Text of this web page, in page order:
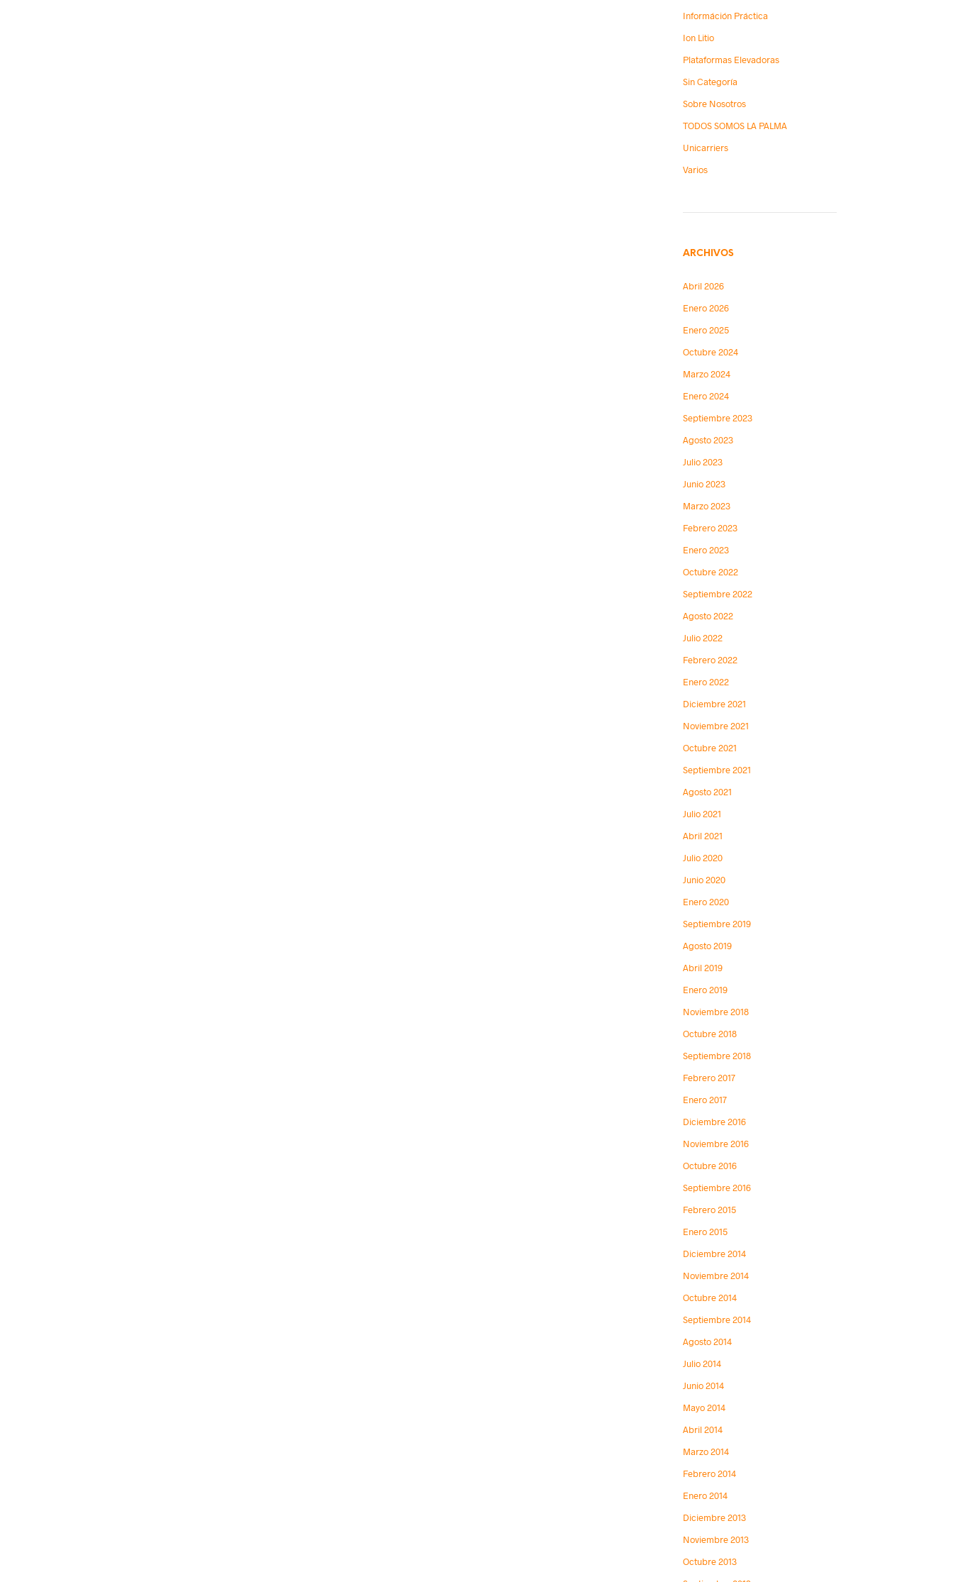
Információn Práctica
Ion Litio
Plataformas Elevadoras
Sin Categoría
Sobre Nosotros
TODOS SOMOS LA PALMA
Unicarriers
Varios
ARCHIVOS
Abril 2026
Enero 2026
Enero 2025
Octubre 2024
Marzo 2024
Enero 2024
Septiembre 2023
Agosto 2023
Julio 2023
Junio 2023
Marzo 2023
Febrero 2023
Enero 2023
Octubre 2022
Septiembre 2022
Agosto 2022
Julio 2022
Febrero 2022
Enero 2022
Diciembre 2021
Noviembre 2021
Octubre 2021
Septiembre 2021
Agosto 2021
Julio 2021
Abril 2021
Julio 2020
Junio 2020
Enero 2020
Septiembre 2019
Agosto 2019
Abril 2019
Enero 2019
Noviembre 2018
Octubre 2018
Septiembre 2018
Febrero 2017
Enero 2017
Diciembre 2016
Noviembre 2016
Octubre 2016
Septiembre 2016
Febrero 2015
Enero 2015
Diciembre 2014
Noviembre 2014
Octubre 2014
Septiembre 2014
Agosto 2014
Julio 2014
Junio 2014
Mayo 2014
Abril 2014
Marzo 2014
Febrero 2014
Enero 2014
Diciembre 2013
Noviembre 2013
Octubre 2013